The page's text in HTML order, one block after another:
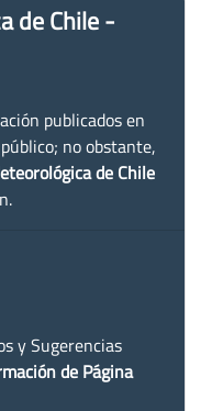
de Chile -
publicados en
no obstante,
de Chile
y Sugerencias
de Página